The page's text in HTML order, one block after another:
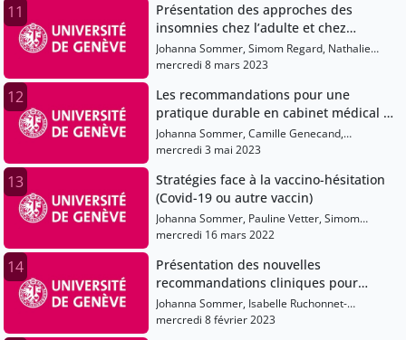
11
Présentation des approches des
insomnies chez l’adulte et chez
l’enfant et mise à jour des infos Covid-
19 et recommandations sur la
Johanna Sommer, Simom Regard, Nathalie
Vernaz, José Haba-Rubio
mercredi 8 mars 2023
12
Les recommandations pour une
pratique durable en cabinet médical et
mise au point des aspects
épidémiologique du COVID-19
Johanna Sommer, Camille Genecand,
Alesandro Diana
mercredi 3 mai 2023
13
Stratégies face à la vaccino-hésitation
(Covid-19 ou autre vaccin)
Johanna Sommer, Pauline Vetter, Simom
Regard, Alessandro Diana
mercredi 16 mars 2022
14
Présentation des nouvelles
recommandations cliniques pour
l’asthme
Johanna Sommer, Isabelle Ruchonnet-
Métrailler, Julien Salamun, Florian Charbonnier
mercredi 8 février 2023